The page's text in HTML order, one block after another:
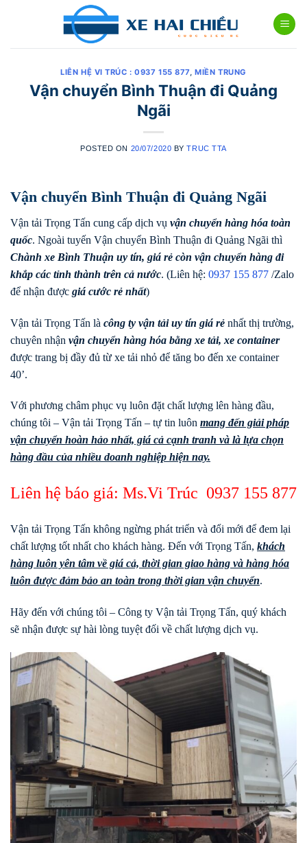
LIÊN HỆ VI TRÚC : 0937 155 877,MIỀN TRUNG
Vận chuyển Bình Thuận đi Quảng
Ngãi
POSTED ON 20/07/2020 BYTRUC TTA
Vận chuyển Bình Thuận đi Quảng Ngãi
Vận tải Trọng Tấn cung cấp dịch vụ vận chuyển hàng hóa toàn
quốc. Ngoài tuyến Vận chuyển Bình Thuận đi Quảng Ngãi thì
Chành xe Bình Thuận uy tín, giá rẻ còn vận chuyển hàng đi
khắp các tỉnh thành trên cả nước. (Liên hệ: 0937 155 877 /Zalo
để nhận được giá cước rẻ nhất)
Vận tải Trọng Tấn là công ty vận tải uy tín giá rẻ nhất thị trường,
chuyên nhận vận chuyển hàng hóa bằng xe tải, xe container
được trang bị đầy đủ từ xe tải nhỏ để tăng bo đến xe container
40’.
Với phương châm phục vụ luôn đặt chất lượng lên hàng đầu,
chúng tôi – Vận tải Trọng Tấn – tự tin luôn mang đến giải pháp
vận chuyển hoàn hảo nhất, giá cả cạnh tranh và là lựa chọn
hàng đầu của nhiều doanh nghiệp hiện nay.
Liên hệ báo giá: Ms.Vi Trúc 0937 155 877
Vận tải Trọng Tấn không ngừng phát triển và đổi mới để đem lại
chất lượng tốt nhất cho khách hàng. Đến với Trọng Tấn, khách
hàng luôn yên tâm về giá cả, thời gian giao hàng và hàng hóa
luôn được đảm bảo an toàn trong thời gian vận chuyển.
Hãy đến với chúng tôi – Công ty Vận tải Trọng Tấn, quý khách
sẽ nhận được sự hài lòng tuyệt đối về chất lượng dịch vụ.